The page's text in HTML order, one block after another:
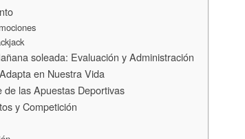
soleada: Evaluación y Administración
en Nuestra Vida
las Apuestas Deportivas
y Competición